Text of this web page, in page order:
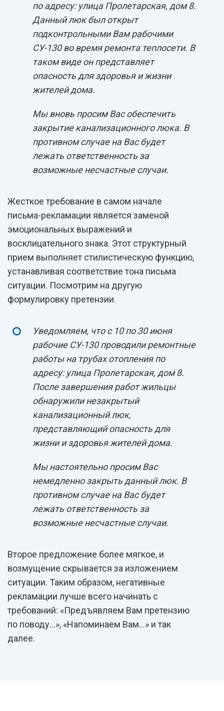
по адресу: улица Пролетарская, дом 8.
Данный люк был открыт
подконтрольными Вам рабочими
СУ-130 во время ремонта теплосети. В
таком виде он представляет
опасность для здоровья и жизни
жителей дома.
Мы вновь просим Вас обеспечить
закрытие канализационного люка. В
противном случае на Вас будет
лежать ответственность за
возможные несчастные случаи.
Жесткое требование в самом начале
письма-рекламации является заменой
эмоциональных выражений и
восклицательного знака. Этот структурный
прием выполняет стилистическую функцию,
устанавливая соответствие тона письма
ситуации. Посмотрим на другую
формулировку претензии.
Уведомляем, что с 10 по 30 июня
рабочие СУ-130 проводили ремонтные
работы на трубах отопления по
адресу: улица Пролетарская, дом 8.
После завершения работ жильцы
обнаружили незакрытый
канализационный люк,
представляющий опасность для
жизни и здоровья жителей дома.
Мы настоятельно просим Вас
немедленно закрыть данный люк. В
противном случае на Вас будет
лежать ответственность за
возможные несчастные случаи.
Второе предложение более мягкое, и
возмущение скрывается за изложением
ситуации. Таким образом, негативные
рекламации лучше всего начинать с
требований: «Предъявляем Вам претензию
по поводу…», «Напоминаем Вам…» и так
далее.